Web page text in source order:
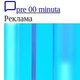
pre 00 minuta
Реклама